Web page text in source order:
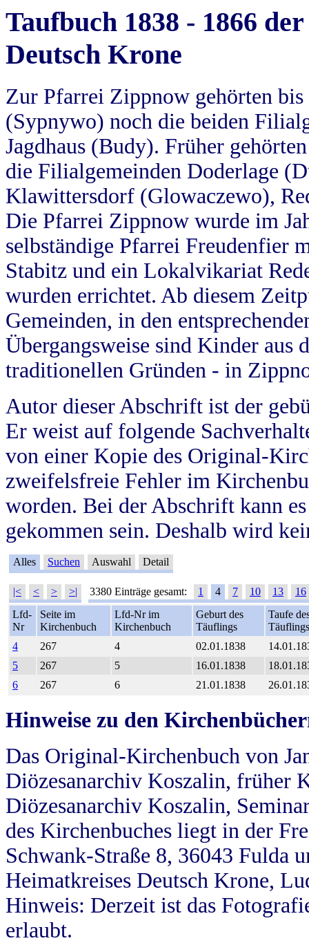
Taufbuch 1838 - 1866
Deutsch Krone
Zur Pfarrei Zippnow gehörten
(Sypnywo) noch die beiden
Jagdhaus (Budy). Früher
die Filialgemeinden Doderlage
Klawittersdorf (Glowaczewo),
Die Pfarrei Zippnow wurde im
selbständige Pfarrei Freudenfier
Stabitz und ein Lokalvikariat
wurden errichtet. Ab diesem
Gemeinden, in den
Übergangsweise sind Kinder aus
traditionellen Gründen - in
Autor dieser Abschrift ist der
Er weist auf folgende
von einer Kopie des Original-
zweifelsfreie Fehler im
worden. Bei der Abschrift kann
gekommen sein. Deshalb wird
Alles Suchen Auswahl Detail
|< < > >| 3380 Einträge gesamt: 1 4 7 10 13
16
Lfd-
Nr
Seite im
Kirchenbuch
Lfd-Nr im
Kirchenbuch
Geburt des
Täuflings
Taufe
Täuflings
4
267 4 02.01.1838
5
267 5 16.01.1838
6
267 6 21.01.1838
Hinweise zu den
Das Original-Kirchenbuch von
Diözesanarchiv Koszalin, früher
Diözesanarchiv Koszalin,
des Kirchenbuches liegt in der
Schwank-Straße 8, 36043 Fulda
Heimatkreises Deutsch Krone,
Hinweis: Derzeit ist das
erlaubt.